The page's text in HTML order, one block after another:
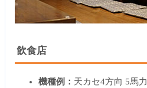
飲食店
機種例： 天カセ4方向 5馬力